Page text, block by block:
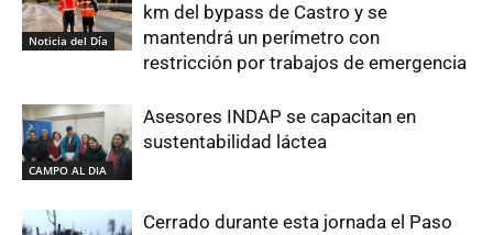
Noticia del Día
km del bypass de Castro y se
mantendrá un perímetro con
restricción por trabajos de emergencia
CAMPO AL DIA
Asesores INDAP se capacitan en
sustentabilidad láctea
Cerrado durante esta jornada el Paso